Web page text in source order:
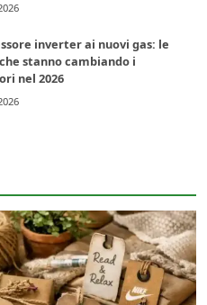
inverter ai nuovi gas: le
stanno cambiando i
nel 2026